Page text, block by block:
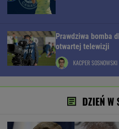
Prawdziwa bomba
otwartej telewizji
KACPER SOSNOWSKI
DZIEŃ W